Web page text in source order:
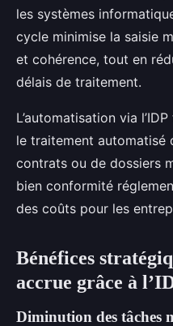
les systèmes
cycle minimise la saisie
et cohérence, tout en
délais de traitement.
L’automatisation via
le traitement automatisé
contrats ou de dossiers
bien conformité
des coûts pour les
Bénéfices
accrue grâce à
Diminution des tâches